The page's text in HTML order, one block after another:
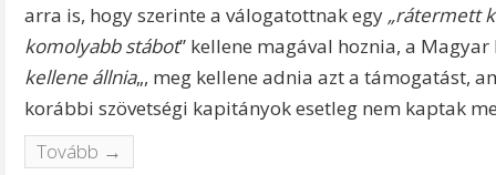
arra is, hogy szerinte a válogatottnak egy „rátermett
komolyabb stábot” kellene magával hoznia, a
kellene állnia„, meg kellene adnia azt a támogatást,
korábbi szövetségi kapitányok esetleg nem kaptak
Tovább →